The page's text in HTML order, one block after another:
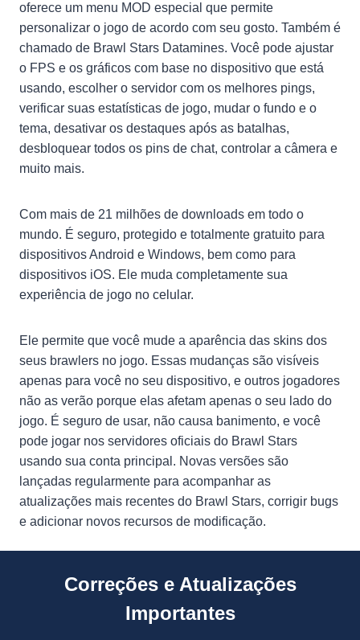
oferece um menu MOD especial que permite
personalizar o jogo de acordo com seu gosto. Também é
chamado de Brawl Stars Datamines. Você pode ajustar
o FPS e os gráficos com base no dispositivo que está
usando, escolher o servidor com os melhores pings,
verificar suas estatísticas de jogo, mudar o fundo e o
tema, desativar os destaques após as batalhas,
desbloquear todos os pins de chat, controlar a câmera e
muito mais.
Com mais de 21 milhões de downloads em todo o
mundo. É seguro, protegido e totalmente gratuito para
dispositivos Android e Windows, bem como para
dispositivos iOS. Ele muda completamente sua
experiência de jogo no celular.
Ele permite que você mude a aparência das skins dos
seus brawlers no jogo. Essas mudanças são visíveis
apenas para você no seu dispositivo, e outros jogadores
não as verão porque elas afetam apenas o seu lado do
jogo. É seguro de usar, não causa banimento, e você
pode jogar nos servidores oficiais do Brawl Stars
usando sua conta principal. Novas versões são
lançadas regularmente para acompanhar as
atualizações mais recentes do Brawl Stars, corrigir bugs
e adicionar novos recursos de modificação.
Correções e Atualizações
Importantes